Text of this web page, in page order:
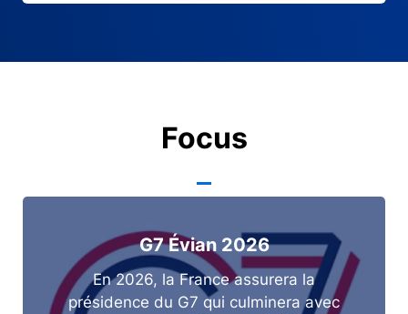
Focus
G7 Évian 2026
En 2026, la France assurera la
présidence du G7 qui culminera avec